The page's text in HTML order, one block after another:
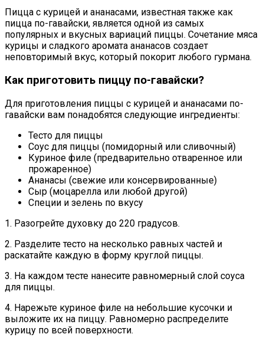
Пицца с курицей и ананасами, известная также как
пицца по-гавайски, является одной из самых
популярных и вкусных вариаций пиццы. Сочетание мяса
курицы и сладкого аромата ананасов создает
неповторимый вкус, который покорит любого гурмана.
Как приготовить пиццу по-гавайски?
Для приготовления пиццы с курицей и ананасами по-
гавайски вам понадобятся следующие ингредиенты:
Тесто для пиццы
Соус для пиццы (помидорный или сливочный)
Куриное филе (предварительно отваренное или
прожаренное)
Ананасы (свежие или консервированные)
Сыр (моцарелла или любой другой)
Специи и зелень по вкусу
1. Разогрейте духовку до 220 градусов.
2. Разделите тесто на несколько равных частей и
раскатайте каждую в форму круглой пиццы.
3. На каждом тесте нанесите равномерный слой соуса
для пиццы.
4. Нарежьте куриное филе на небольшие кусочки и
выложите их на пиццу. Равномерно распределите
курицу по всей поверхности.